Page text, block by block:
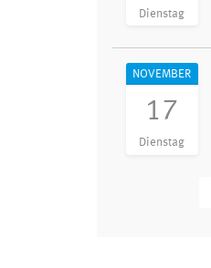
Dienstag
NOVEMBER
17
Dienstag